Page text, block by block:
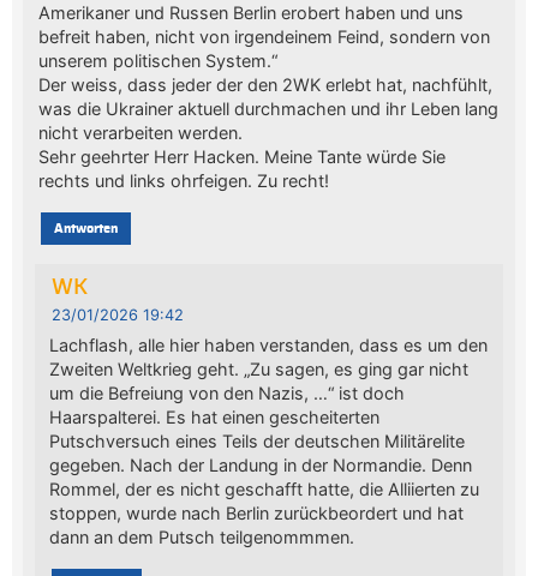
Amerikaner und Russen Berlin erobert haben und uns
befreit haben, nicht von irgendeinem Feind, sondern von
unserem politischen System.“
Der weiss, dass jeder der den 2WK erlebt hat, nachfühlt,
was die Ukrainer aktuell durchmachen und ihr Leben lang
nicht verarbeiten werden.
Sehr geehrter Herr Hacken. Meine Tante würde Sie
rechts und links ohrfeigen. Zu recht!
Antworten
WK
23/01/2026 19:42
Lachflash, alle hier haben verstanden, dass es um den
Zweiten Weltkrieg geht. „Zu sagen, es ging gar nicht
um die Befreiung von den Nazis, …“ ist doch
Haarspalterei. Es hat einen gescheiterten
Putschversuch eines Teils der deutschen Militärelite
gegeben. Nach der Landung in der Normandie. Denn
Rommel, der es nicht geschafft hatte, die Alliierten zu
stoppen, wurde nach Berlin zurückbeordert und hat
dann an dem Putsch teilgenommmen.